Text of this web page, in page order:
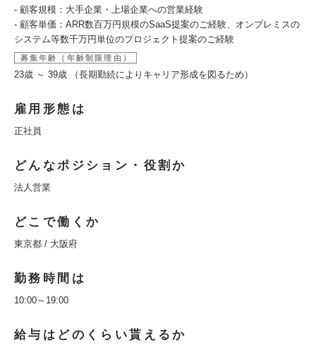
- 顧客規模：大手企業・上場企業への営業経験
- 顧客単価：ARR数百万円規模のSaaS提案のご経験、オンプレミスの
システム等数千万円単位のプロジェクト提案のご経験
募集年齢（年齢制限理由）
23歳 ～ 39歳 （長期勤続によりキャリア形成を図るため）
雇用形態は
正社員
どんなポジション・役割か
法人営業
どこで働くか
東京都 / 大阪府
勤務時間は
10:00～19:00
給与はどのくらい貰えるか